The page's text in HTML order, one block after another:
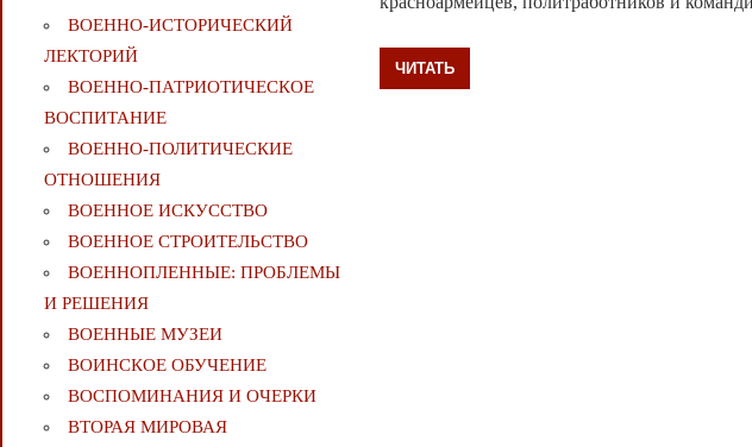
ЧИТАТЬ
ВОЕННО-ИСТОРИЧЕСКИЙ
ЛЕКТОРИЙ
ВОЕННО-ПАТРИОТИЧЕСКОЕ
ВОСПИТАНИЕ
ВОЕННО-ПОЛИТИЧЕСКИE
ОТНОШЕНИЯ
ВОЕННОЕ ИСКУССТВО
ВОЕННОЕ СТРОИТЕЛЬСТВО
ВОЕННОПЛЕННЫЕ: ПРОБЛЕМЫ
И РЕШЕНИЯ
ВОЕННЫЕ МУЗЕИ
ВОИНСКОЕ ОБУЧЕНИЕ
ВОСПОМИНАНИЯ И ОЧЕРКИ
ВТОРАЯ МИРОВАЯ